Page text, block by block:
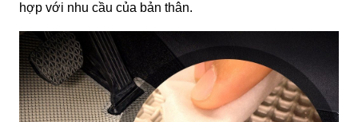
hợp với nhu cầu của bản thân.